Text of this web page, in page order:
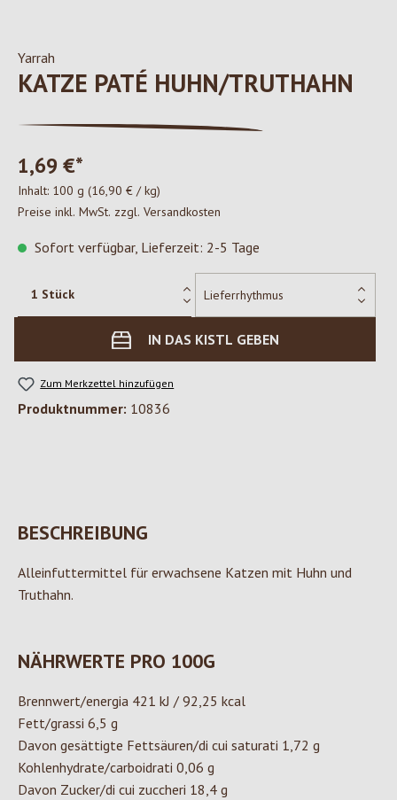
Yarrah
KATZE PATÉ HUHN/TRUTHAHN
1,69 €*
Inhalt: 100 g (16,90 € / kg)
Preise inkl. MwSt. zzgl. Versandkosten
Sofort verfügbar, Lieferzeit: 2-5 Tage
IN DAS KISTL GEBEN
Zum Merkzettel hinzufügen
Produktnummer: 10836
BESCHREIBUNG
Alleinfuttermittel für erwachsene Katzen mit Huhn und
Truthahn.
NÄHRWERTE PRO 100G
Brennwert/energia 421 kJ / 92,25 kcal
Fett/grassi 6,5 g
Davon gesättigte Fettsäuren/di cui saturati 1,72 g
Kohlenhydrate/carboidrati 0,06 g
Davon Zucker/di cui zuccheri 18,4 g